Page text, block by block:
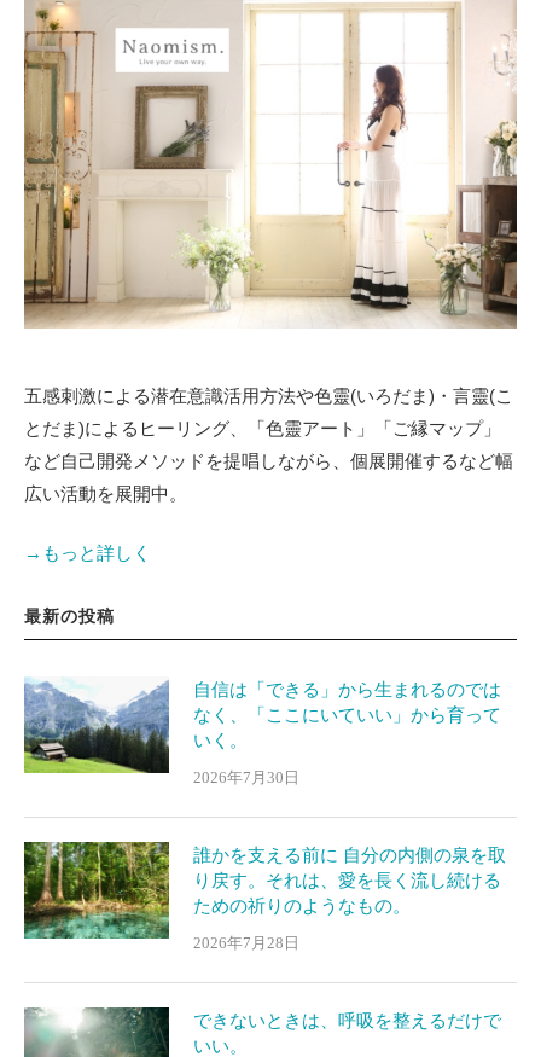
五感刺激による潜在意識活用方法や色靈(いろだま)・言靈(こ
とだま)によるヒーリング、「色靈アート」「ご縁マップ」
など自己開発メソッドを提唱しながら、個展開催するなど幅
広い活動を展開中。
→もっと詳しく
最新の投稿
自信は「できる」から生まれるのでは
なく、「ここにいていい」から育って
いく。
2026年7月30日
誰かを支える前に 自分の内側の泉を取
り戻す。それは、愛を長く流し続ける
ための祈りのようなもの。
2026年7月28日
できないときは、呼吸を整えるだけで
いい。